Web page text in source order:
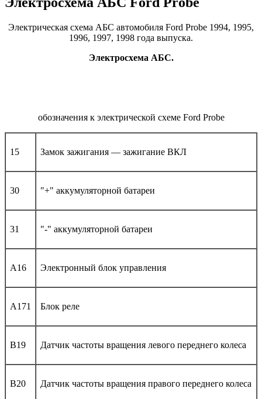
Электрическая схема АБС автомобиля Ford Probe 1994, 1995,
1996, 1997, 1998 года выпуска.
Электросхема АБС.
обозначения к электрической схеме Ford Probe
15 Замок зажигания — зажигание ВКЛ
30 "+" аккумуляторной батареи
31 "-" аккумуляторной батареи
A16 Электронный блок управления
A171 Блок реле
B19 Датчик частоты вращения левого переднего колеса
B20 Датчик частоты вращения правого переднего колеса